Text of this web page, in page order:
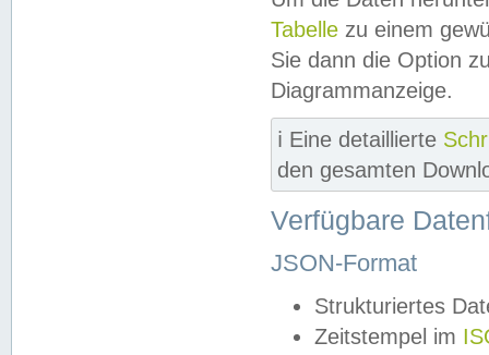
Tabelle zu einem
Sie dann die Option
Diagrammanzeige.
ℹ️ Eine detaillierte
den gesamten
Verfügbare
JSON-Format
Strukturiertes
Zeitstempel im